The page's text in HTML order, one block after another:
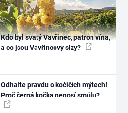
Kdo byl svatý Vavřinec, patron vína,
a co jsou Vavřincovy slzy?
Odhalte pravdu o kočičích mýtech!
Proč černá kočka nenosí smůlu?